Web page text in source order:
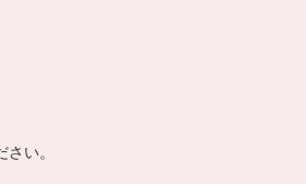
い。